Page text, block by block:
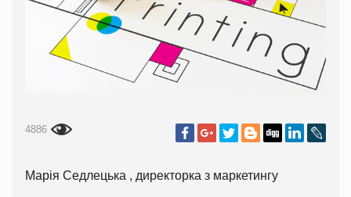
4886
Марія Седлецька , директорка з маркетингу